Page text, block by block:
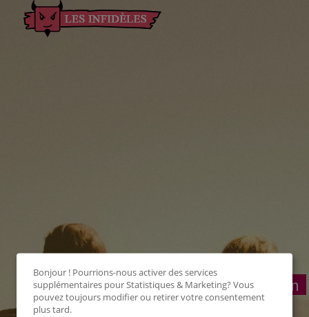
Connexion
Bonjour ! Pourrions-nous activer des services
supplémentaires pourStatistiques & Marketing? Vous
pouvez toujours modifier ou retirer votre consentement
plus tard.